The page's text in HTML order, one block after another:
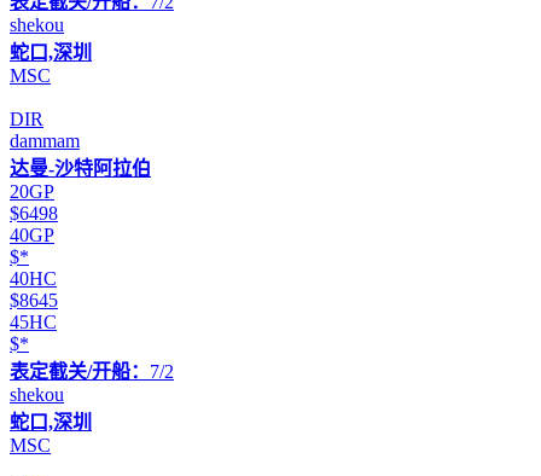
shekou
蛇口,深圳
MSC
DIR
dammam
达曼-沙特阿拉伯
20GP
$6498
40GP
$*
40HC
$8645
45HC
$*
表定截关/开船： 7/2
shekou
蛇口,深圳
MSC